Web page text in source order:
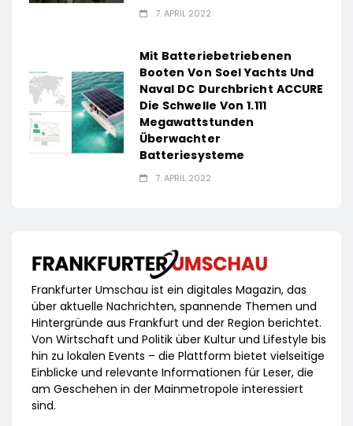
7. APRIL 2022
Mit Batteriebetriebenen
Booten Von Soel Yachts Und
Naval DC Durchbricht ACCURE
Die Schwelle Von 1.111
Megawattstunden
Überwachter
Batteriesysteme
7. APRIL 2022
Frankfurter Umschau ist ein digitales Magazin, das
über aktuelle Nachrichten, spannende Themen und
Hintergründe aus Frankfurt und der Region berichtet.
Von Wirtschaft und Politik über Kultur und Lifestyle bis
hin zu lokalen Events – die Plattform bietet vielseitige
Einblicke und relevante Informationen für Leser, die
am Geschehen in der Mainmetropole interessiert
sind.